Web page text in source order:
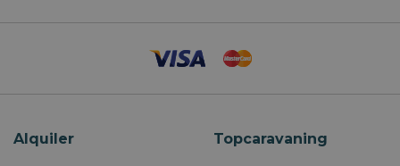
Alquiler Topcaravaning